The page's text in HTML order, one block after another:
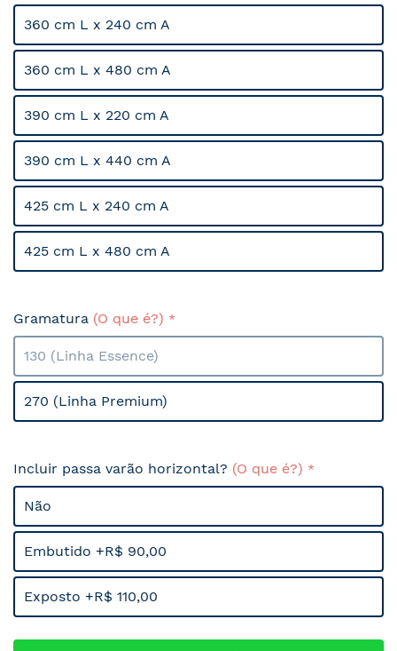
360 cm L x 240 cm A
360 cm L x 480 cm A
390 cm L x 220 cm A
390 cm L x 440 cm A
425 cm L x 240 cm A
425 cm L x 480 cm A
Gramatura (O que é?)
130 (Linha Essence)
270 (Linha Premium)
Incluir passa varão horizontal? (O que é?)
Não
Embutido +R$ 90,00
Exposto +R$ 110,00